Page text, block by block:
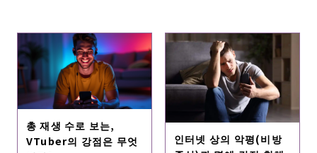
총 재생 수로 보는,
VTuber의 강점은 무엇
인터넷 상의 악평(비방